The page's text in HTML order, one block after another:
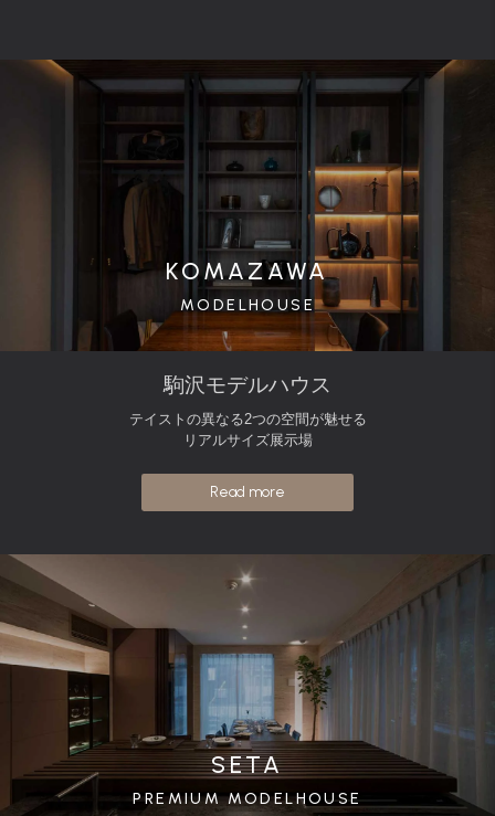
KOMAZAWA
MODELHOUSE
駒沢モデルハウス
テイストの異なる2つの空間が魅せる
リアルサイズ展示場
Read more
SETA
PREMIUM MODELHOUSE